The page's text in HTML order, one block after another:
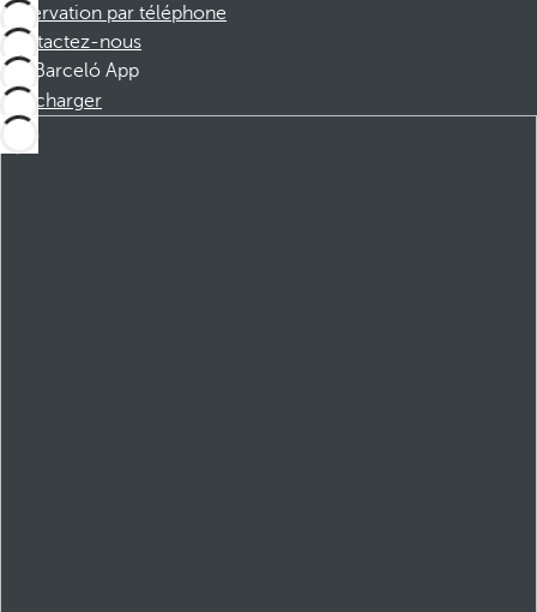
Réservation par téléphone
Contactez-nous
Barceló App
Télécharger